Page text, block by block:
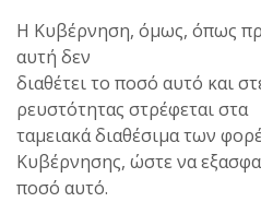
Η Κυβέρνηση, όμως, όπως
αυτή δεν
διαθέτει το ποσό αυτό και
ρευστότητας στρέφεται στα
ταμειακά διαθέσιμα των
Κυβέρνησης, ώστε να
ποσό αυτό.